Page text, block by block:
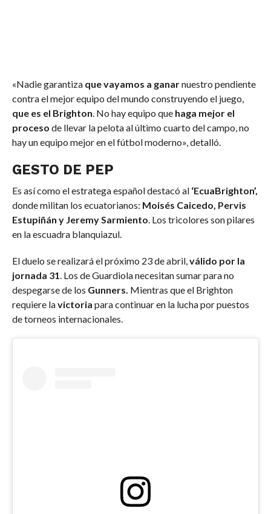
«Nadie garantizaque vayamos a ganarnuestro pendiente
contra el mejor equipo del mundo construyendo el juego,
que es el Brighton. No hay equipo quehaga mejor el
proceso de llevar la pelota al último cuarto del campo, no
hay un equipo mejor en el fútbol moderno», detalló.
GESTO DE PEP
Es así como el estratega español destacó al‘EcuaBrighton’,
donde militan los ecuatorianos: Moisés Caicedo, Pervis
Estupiñán y Jeremy Sarmiento. Los tricolores son pilares
en la escuadra blanquiazul.
El duelo se realizará el próximo 23 de abril,válido por la
jornada 31. Los de Guardiola necesitan sumar para no
despegarse de los Gunners. Mientras que el Brighton
requiere lavictoria para continuar en la lucha por puestos
de torneos internacionales.